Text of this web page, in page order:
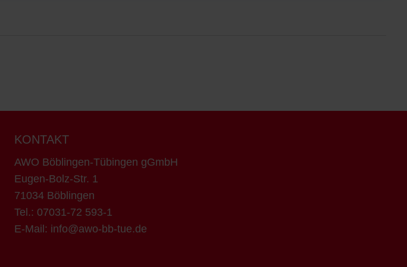
KONTAKT
AWO Böblingen-Tübingen gGmbH
Eugen-Bolz-Str. 1
71034 Böblingen
Tel.: 07031-72 593-1
E-Mail: info@awo-bb-tue.de